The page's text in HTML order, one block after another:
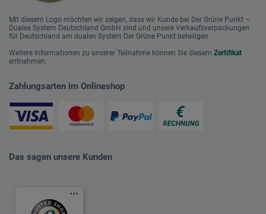
Mit diesem Logo möchten wir zeigen, dass wir Kunde bei Der Grüne Punkt –
Duales System Deutschland GmbH sind und unsere Verkaufsverpackungen
für Deutschland am dualen System Der Grüne Punkt beteiligen.
Weitere Informationen zu unserer Teilnahme können Sie diesem Zertifikat
entnehmen.
Zahlungsarten im Onlineshop
Das sagen unsere Kunden